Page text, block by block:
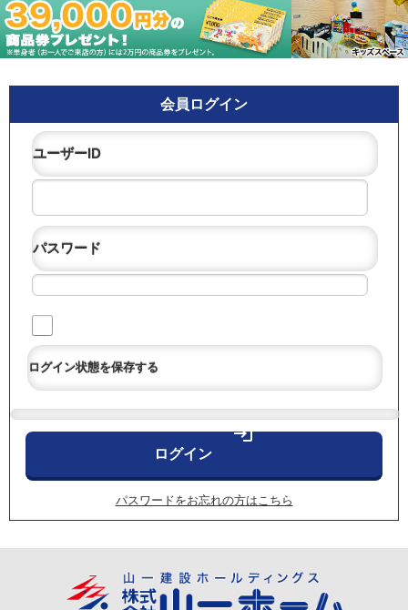
会員ログイン
ユーザーID
パスワード
ログイン状態を保存する
login
パスワードをお忘れの方はこちら